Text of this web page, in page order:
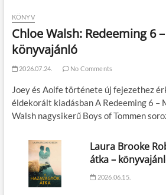
KÖNYV
Chloe Walsh: Redeeming 6
könyvajánló
2026.07.24. No Comments
Joey és Aoife története új fejezethez
éldekorált kiadásban A Redeeming 6 –
Walsh nagysikerű Boys of Tommen
Laura Brooke
átka –
2026.06.15.